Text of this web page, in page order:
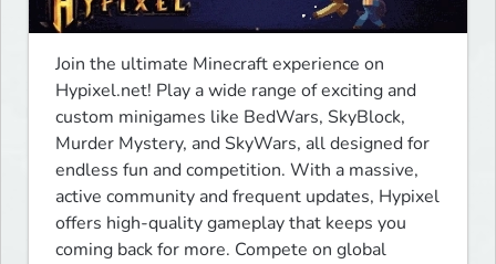
Join the ultimate Minecraft experience on
Hypixel.net! Play a wide range of exciting and
custom minigames like BedWars, SkyBlock,
Murder Mystery, and SkyWars, all designed for
endless fun and competition. With a massive,
active community and frequent updates, Hypixel
offers high-quality gameplay that keeps you
coming back for more. Compete on global